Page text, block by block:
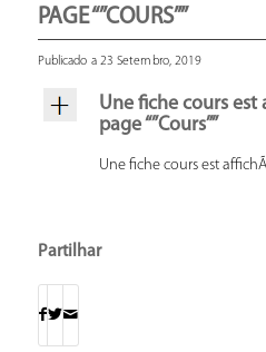
PAGE “”COURS””
Publicado a 23 Setembro, 2019
Une fiche cours
page “”Cours””
Une fiche cours est
Partilhar